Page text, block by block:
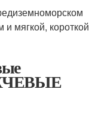
мягкой, короткой